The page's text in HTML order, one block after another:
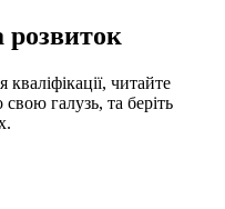
розвиток
читайте
галузь, та беріть